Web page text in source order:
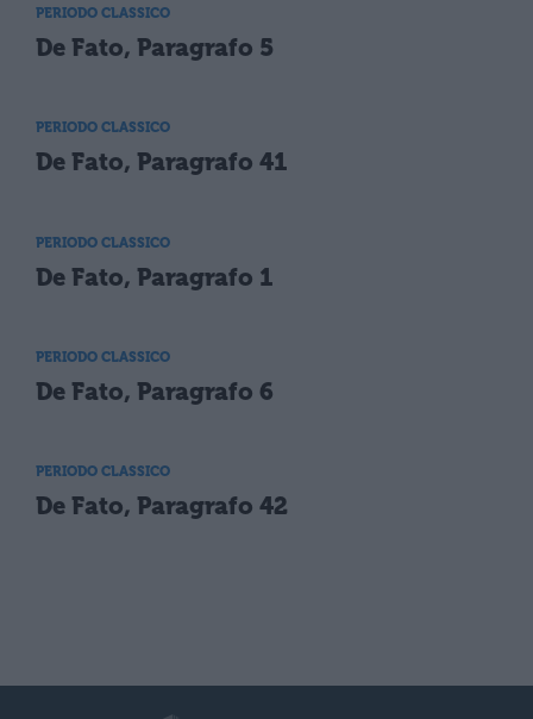
PERIODO CLASSICO
De Fato, Paragrafo 5
PERIODO CLASSICO
De Fato, Paragrafo 41
PERIODO CLASSICO
De Fato, Paragrafo 1
PERIODO CLASSICO
De Fato, Paragrafo 6
PERIODO CLASSICO
De Fato, Paragrafo 42